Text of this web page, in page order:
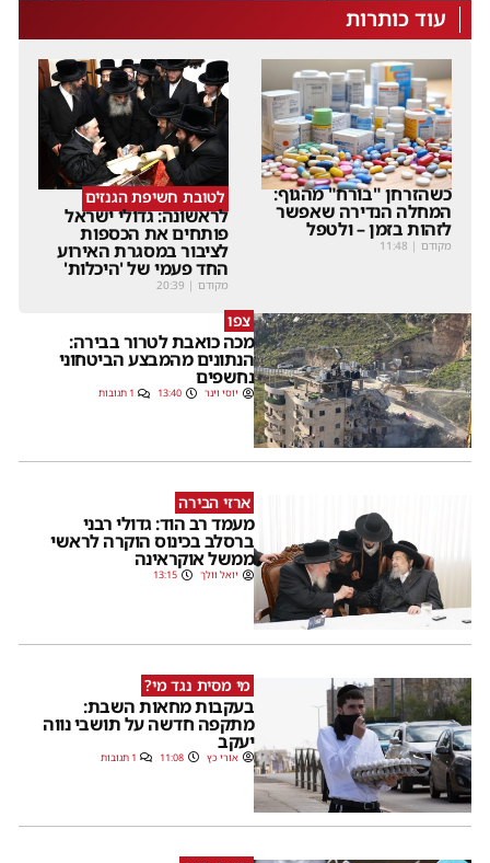
עוד כותרות
כשהזרחן "בורח" מהגוף:
המחלה הנדירה שאפשר
לזהות בזמן – ולטפל
מקודם |
11:48
לטובת חשיפת הגנזים
לראשונה: גדולי ישראל
פותחים את הכספות
לציבור במסגרת האירוע
החד פעמי של 'היכלות'
מקודם |
20:39
צפו
מכה כואבת לטרור בבירה:
הנתונים מהמבצע הביטחוני
נחשפים
יוסי וינר 13:40 1 תגובות
ארזי הבירה
מעמד רב הוד: גדולי רבני
ברסלב בכינוס הוקרה לראשי
ממשל אוקראינה
יואל וולך 13:15
מי מסית נגד מי?
בעקבות מחאות השבת:
מתקפה חדשה על תושבי נווה
יעקב
אורי כץ 11:08 1 תגובות